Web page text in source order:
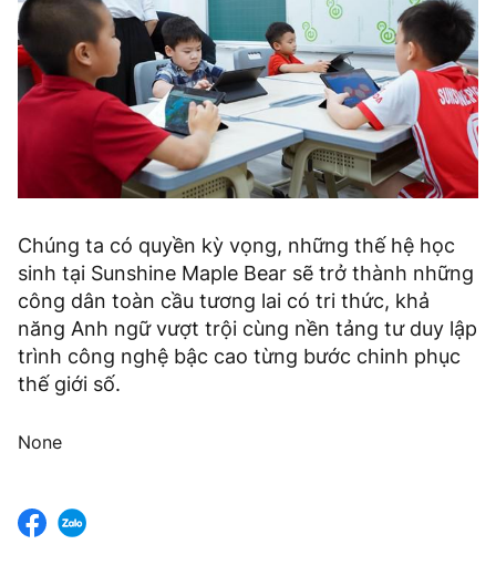
Chúng ta có quyền kỳ vọng, những thế hệ học
sinh tại Sunshine Maple Bear sẽ trở thành những
công dân toàn cầu tương lai có tri thức, khả
năng Anh ngữ vượt trội cùng nền tảng tư duy lập
trình công nghệ bậc cao từng bước chinh phục
thế giới số.
None